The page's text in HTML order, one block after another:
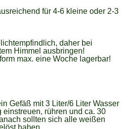
für 4-6 kleine oder 2-3
daher bei
Himmel ausbringen!
max. eine Woche lagerbar!
Gefäß mit 3 Liter/6 Liter Wasser
einstreuen, rühren und ca. 30
sollten sich alle weißen
haben.